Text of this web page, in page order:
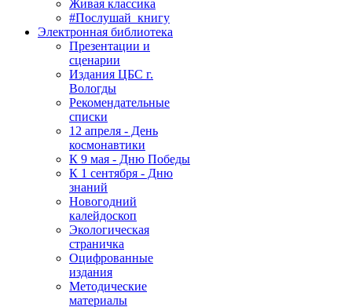
Живая классика
#Послушай_книгу
Электронная библиотека
Презентации и
сценарии
Издания ЦБС г.
Вологды
Рекомендательные
списки
12 апреля - День
космонавтики
К 9 мая - Дню Победы
К 1 сентября - Дню
знаний
Новогодний
калейдоскоп
Экологическая
страничка
Оцифрованные
издания
Методические
материалы